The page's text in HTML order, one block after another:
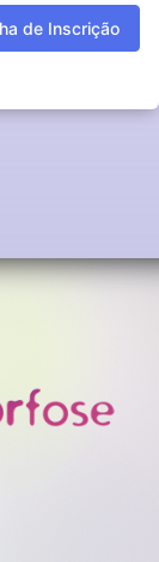
de Inscrição